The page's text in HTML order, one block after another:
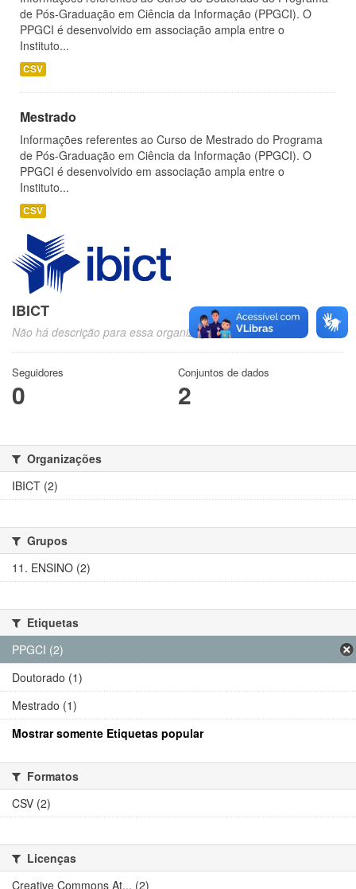
de Pós-Graduação em Ciência da Informação (PPGCI). O
PPGCI é desenvolvido em associação ampla entre o
Instituto...
CSV
Mestrado
Informações referentes ao Curso de Mestrado do Programa
de Pós-Graduação em Ciência da Informação (PPGCI). O
PPGCI é desenvolvido em associação ampla entre o
Instituto...
CSV
IBICT
Não há descrição para essa organização
Seguidores
0
Conjuntos de dados
2
Organizações
IBICT (2)
Grupos
11. ENSINO (2)
Etiquetas
PPGCI (2)
Doutorado (1)
Mestrado (1)
Mostrar somente Etiquetas popular
Formatos
CSV (2)
Licenças
Creative Commons At... (2)